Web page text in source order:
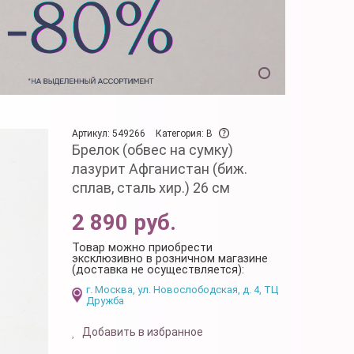
Артикул: 549266 Категория: B
Брелок (обвес на сумку)
лазурит Афганистан (биж.
сплав, сталь хир.) 26 см
2 890 руб.
Товар можно приобрести
эксклюзивно в розничном магазине
(доставка не осуществляется):
г. Москва, ул. Новослободская, д. 4, ТЦ
Дружба
Добавить в избранное